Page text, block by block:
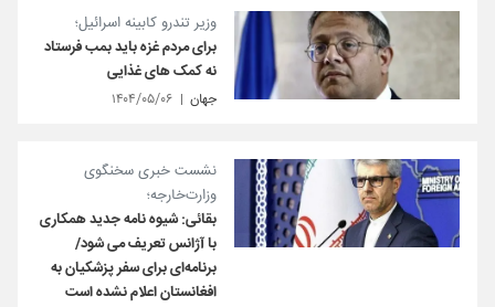
وزیر تندرو کابینه اسرائیل؛
برای مردم غزه باید بمب فرستاد
نه کمک های غذایی
جهان ۱۴۰۴/۰۵/۰۶
نشست خبری سخنگوی
وزارت‌خارجه؛
بقائی: شیوه نامه جدید همکاری
با آژانس تعریف می شود/
برنامه‌ای برای سفر پزشکیان به
افغانستان اعلام نشده است